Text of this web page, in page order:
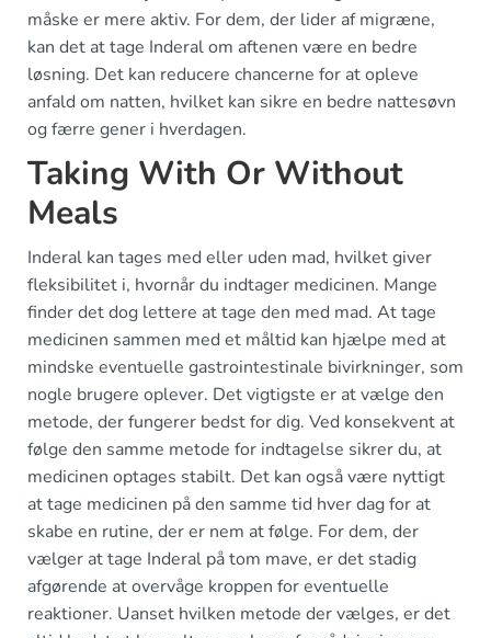
måske er mere aktiv. For dem, der lider af migræne,
kan det at tage Inderal om aftenen være en bedre
løsning. Det kan reducere chancerne for at opleve
anfald om natten, hvilket kan sikre en bedre nattesøvn
og færre gener i hverdagen.
Taking With Or Without
Meals
Inderal kan tages med eller uden mad, hvilket giver
fleksibilitet i, hvornår du indtager medicinen. Mange
finder det dog lettere at tage den med mad. At tage
medicinen sammen med et måltid kan hjælpe med at
mindske eventuelle gastrointestinale bivirkninger, som
nogle brugere oplever. Det vigtigste er at vælge den
metode, der fungerer bedst for dig. Ved konsekvent at
følge den samme metode for indtagelse sikrer du, at
medicinen optages stabilt. Det kan også være nyttigt
at tage medicinen på den samme tid hver dag for at
skabe en rutine, der er nem at følge. For dem, der
vælger at tage Inderal på tom mave, er det stadig
afgørende at overvåge kroppen for eventuelle
reaktioner. Uanset hvilken metode der vælges, er det